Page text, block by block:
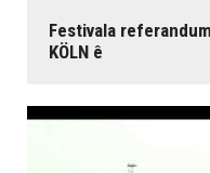
Festivala
KÖLN ê